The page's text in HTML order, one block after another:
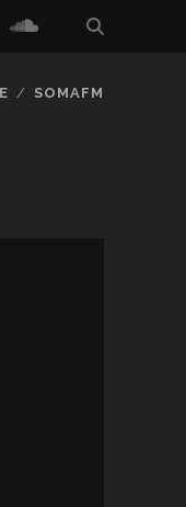
soundcloud
SOMAFM